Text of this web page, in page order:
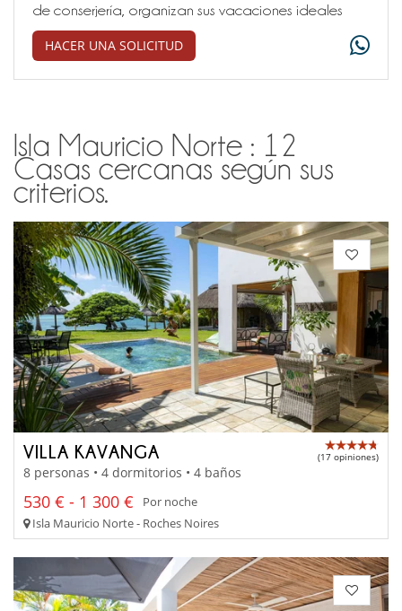
de conserjería, organizan sus vacaciones ideales
HACER UNA SOLICITUD
Isla Mauricio Norte : 12
Casas cercanas según sus
criterios.
VILLA KAVANGA (17 opiniones)
8 personas • 4 dormitorios • 4 baños
530 € - 1 300 €
Por noche
Isla Mauricio Norte - Roches Noires